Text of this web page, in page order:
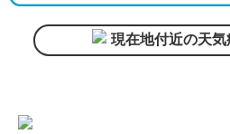
現在地付近の天